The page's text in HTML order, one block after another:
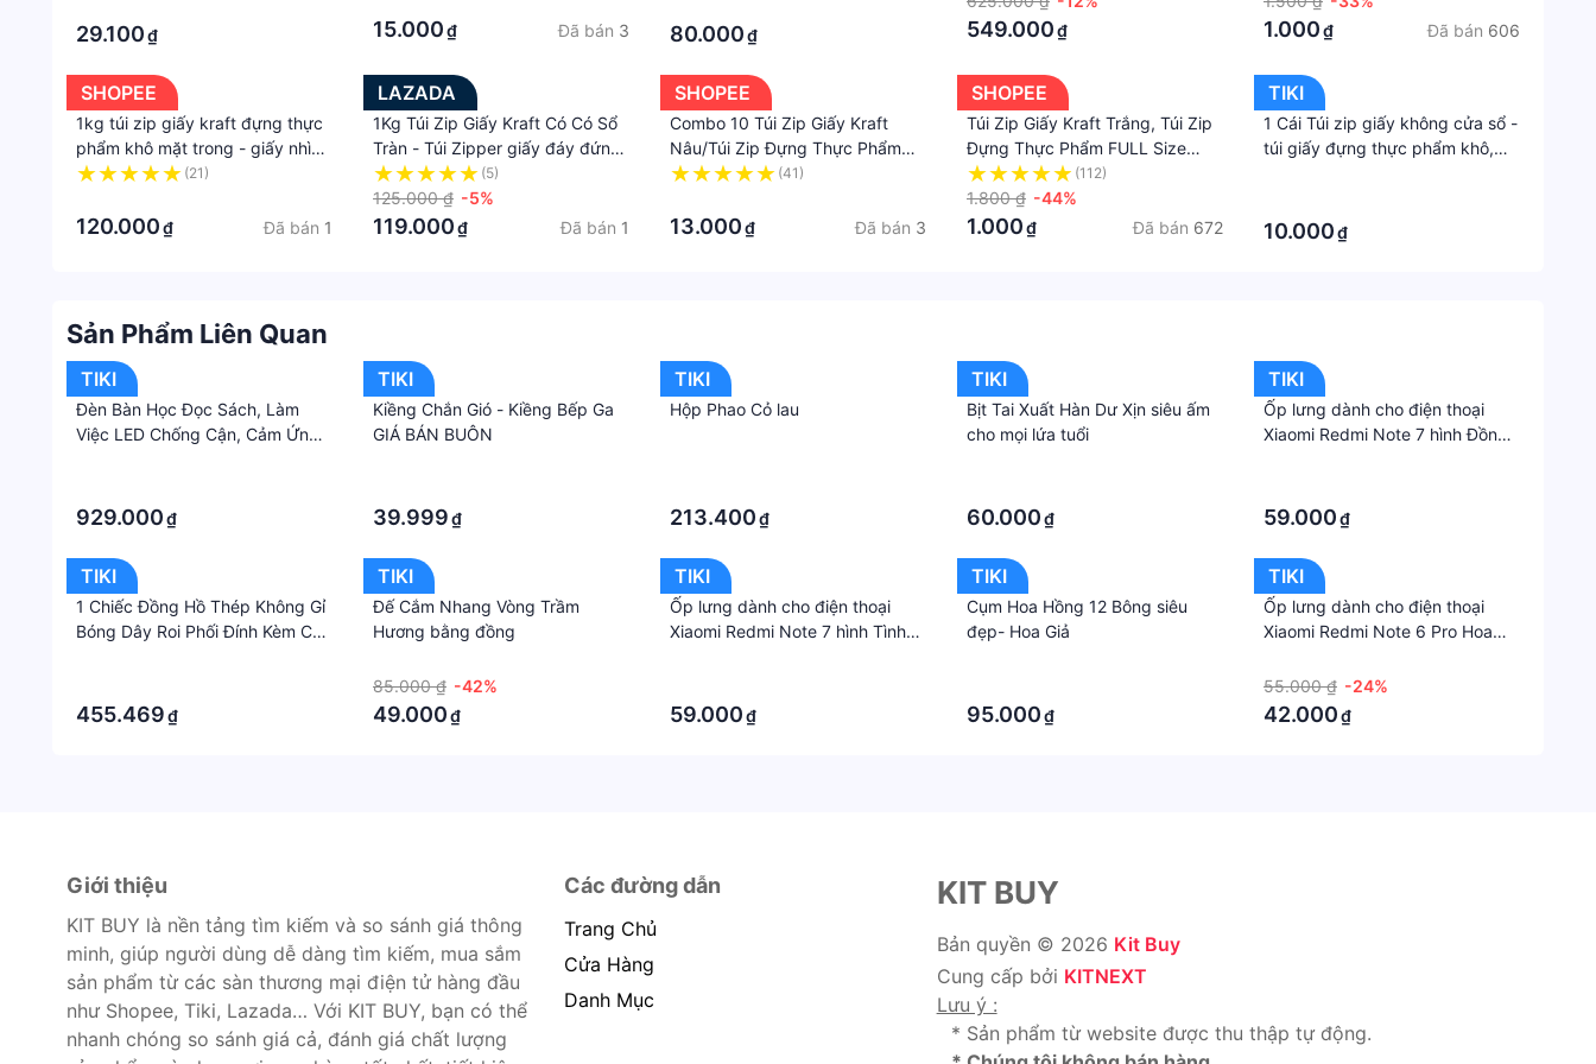
#100tuigiaykraftdaydungdungthucphamcocuasovang #baobihoanghaGiá sản phẩm trên Tiki đã bao gồm thuế theo luật hiện hành. Bên cạnh đó, tuỳ vào loại
sản phẩm, hình thức và địa chỉ giao hàng mà có thể phát sinh thêm chi phí khác như phí vận chuyển, phụ phí hàng cồng kềnh, thuế nhập khẩu (đối với đơn
hàng giao từ nước ngoài có giá trị trên 1 triệu đồng).....Sản phẩm này là tài sản cá nhân được bán bởi Nhà Bán Hàng Cá Nhân và không thuộc đối tượng phải
chịu thuế GTGT. Do đó hoá đơn VAT không được cung cấp trong trường hợp này.
29.100₫ 15.000₫ Đã bán 3 80.000₫ 549.000₫ 1.000₫ Đã bán 606
SHOPEE
1kg túi zip giấy kraft đựng thực
phẩm khô mặt trong - giấy nhìn
thấy sản phẩm bên trong
(21)
120.000₫ Đã bán 1
LAZADA
1Kg Túi Zip Giấy Kraft Có Có Sổ
Tràn - Túi Zipper giấy đáy đứng
đựng thực phẩm - Loại 1 đủ các
size.
(5)
125.000 ₫ -5%
119.000₫ Đã bán 1
SHOPEE
Combo 10 Túi Zip Giấy Kraft
Nâu/Túi Zip Đựng Thực Phẩm
Nhiều Size
(41)
13.000₫ Đã bán 3
SHOPEE
Túi Zip Giấy Kraft Trắng, Túi Zip
Đựng Thực Phẩm FULL Size
_Tổng Kho ALY(112)
1.800 ₫ -44%
1.000₫ Đã bán 672
TIKI
1 Cái Túi zip giấy không cửa sổ -
túi giấy đựng thực phẩm khô,
10.000₫
Sản Phẩm Liên Quan
TIKI
Đèn Bàn Học Đọc Sách, Làm
Việc LED Chống Cận, Cảm Ứng
929.000₫
TIKI
Kiềng Chắn Gió - Kiềng Bếp Ga
GIÁ BÁN BUÔN
39.999₫
TIKI
Hộp Phao Cỏ lau
213.400₫
TIKI
Bịt Tai Xuất Hàn Dư Xịn siêu ấm
cho mọi lứa tuổi
60.000₫
TIKI
Ốp lưng dành cho điện thoại
Xiaomi Redmi Note 7 hình Đồng
59.000₫
TIKI
1 Chiếc Đồng Hồ Thép Không Gỉ
Bóng Dây Roi Phối Đính Kèm Cho
Cụ Nấu Ăn
455.469₫
TIKI
Đế Cắm Nhang Vòng Trầm
Hương bằng đồng
85.000 ₫ -42%
49.000₫
TIKI
Ốp lưng dành cho điện thoại
Xiaomi Redmi Note 7 hình Tình
59.000₫
TIKI
Cụm Hoa Hồng 12 Bông siêu
đẹp- Hoa Giả
95.000₫
TIKI
Ốp lưng dành cho điện thoại
Xiaomi Redmi Note 6 Pro Hoa
55.000 ₫ -24%
42.000₫
Giới thiệu
KIT BUY là nền tảng tìm kiếm và so sánh giá thông
minh, giúp người dùng dễ dàng tìm kiếm, mua sắm
sản phẩm từ các sàn thương mại điện tử hàng đầu
như Shopee, Tiki, Lazada… Với KIT BUY, bạn có thể
nhanh chóng so sánh giá cả, đánh giá chất lượng
Các đường dẫn
Trang Chủ
Cửa Hàng
Danh Mục
KIT BUY
Bản quyền © 2026 Kit Buy
Cung cấp bởi KITNEXT
Lưu ý :
* Sản phẩm từ website được thu thập tự động.